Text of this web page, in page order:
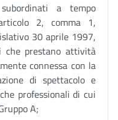
a tempo
2, comma 1,
30 aprile 1997,
che prestano attività
connessa con la
di spettacolo e
professionali di cui
A;